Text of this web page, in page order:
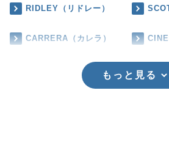
RIDLEY（リドレー）
CARRERA（カレラ）
もっと見る